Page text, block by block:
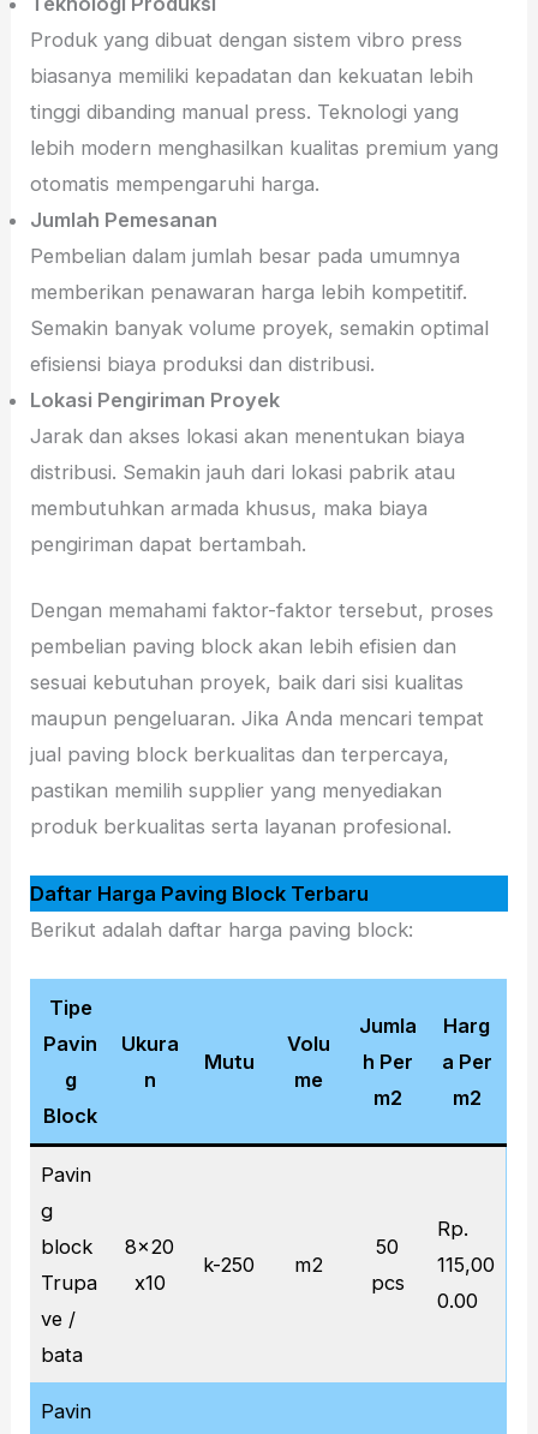
Produk yang dibuat dengan sistem vibro press
biasanya memiliki kepadatan dan kekuatan lebih
tinggi dibanding manual press. Teknologi yang
lebih modern menghasilkan kualitas premium yang
otomatis mempengaruhi harga.
Jumlah Pemesanan
Pembelian dalam jumlah besar pada umumnya
memberikan penawaran harga lebih kompetitif.
Semakin banyak volume proyek, semakin optimal
efisiensi biaya produksi dan distribusi.
Lokasi Pengiriman Proyek
Jarak dan akses lokasi akan menentukan biaya
distribusi. Semakin jauh dari lokasi pabrik atau
membutuhkan armada khusus, maka biaya
pengiriman dapat bertambah.
Dengan memahami faktor-faktor tersebut, proses
pembelian paving block akan lebih efisien dan
sesuai kebutuhan proyek, baik dari sisi kualitas
maupun pengeluaran. Jika Anda mencari tempat
jual paving block berkualitas dan terpercaya,
pastikan memilih supplier yang menyediakan
produk berkualitas serta layanan profesional.
Daftar Harga Paving Block Terbaru
Berikut adalah daftar harga paving block:
Tipe
Pavin
g
Block
Ukura
n
Mutu
Volu
me
Jumla
h Per
m2
Harg
a Per
m2
Pavin
g
block
Trupa
ve /
bata
8x20
x10
k-250 m2
50
pcs
Rp.
115,00
0.00
Pavin